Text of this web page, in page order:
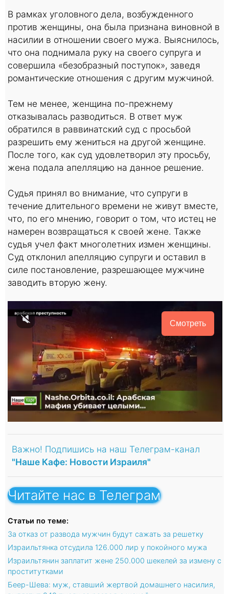
В рамках уголовного дела, возбужденного
против женщины, она была признана виновной в
насилии в отношении своего мужа. Выяснилось,
что она поднимала руку на своего супруга и
совершила «безобразный поступок», заведя
романтические отношения с другим мужчиной.
Тем не менее, женщина по-прежнему
отказывалась разводиться. В ответ муж
обратился в раввинатский суд с просьбой
разрешить ему жениться на другой женщине.
После того, как суд удовлетворил эту просьбу,
жена подала апелляцию на данное решение.
Судья принял во внимание, что супруги в
течение длительного времени не живут вместе,
что, по его мнению, говорит о том, что истец не
намерен возвращаться к своей жене. Также
судья учел факт многолетних измен женщины.
Суд отклонил апелляцию супруги и оставил в
силе постановление, разрешающее мужчине
заводить вторую жену.
Смотреть
Важно! Подпишись на наш Телеграм-канал
"Наше Кафе: Новости Израиля"
Читайте нас в Телеграм
Статьи по теме:
За отказ от развода мужчин будут сажать за решетку
Израильтянка отсудила 126.000 лир у покойного мужа
Израильтянин заплатит жене 250.000 шекелей за измену с
проститутками
Беер-Шева: муж, ставший жертвой домашнего насилия,